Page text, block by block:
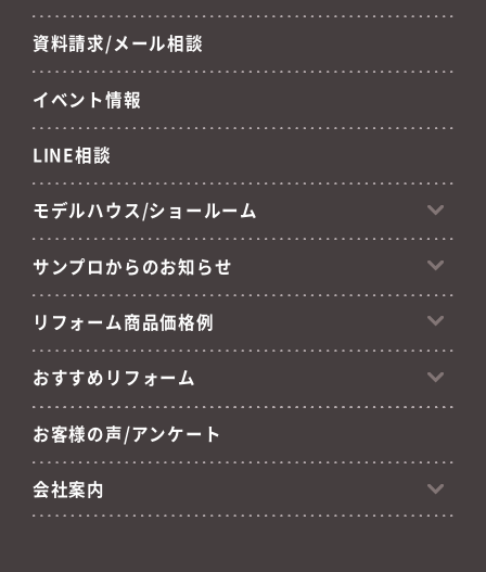
資料請求/メール相談
イベント情報
LINE相談
モデルハウス/ショールーム
サンプロからのお知らせ
リフォーム商品価格例
おすすめリフォーム
お客様の声/アンケート
会社案内